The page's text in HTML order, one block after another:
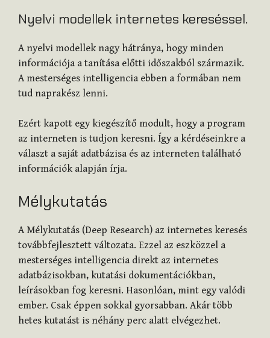
Nyelvi modellek internetes kereséssel.
A nyelvi modellek nagy hátránya, hogy minden
információja a tanítása előtti időszakból származik.
A mesterséges intelligencia ebben a formában nem
tud naprakész lenni.
Ezért kapott egy kiegészítő modult, hogy a program
az interneten is tudjon keresni. Így a kérdéseinkre a
választ a saját adatbázisa és az interneten található
információk alapján írja.
Mélykutatás
A Mélykutatás (Deep Research) az internetes keresés
továbbfejlesztett változata. Ezzel az eszközzel a
mesterséges intelligencia direkt az internetes
adatbázisokban, kutatási dokumentációkban,
leírásokban fog keresni. Hasonlóan, mint egy valódi
ember. Csak éppen sokkal gyorsabban. Akár több
hetes kutatást is néhány perc alatt elvégezhet.